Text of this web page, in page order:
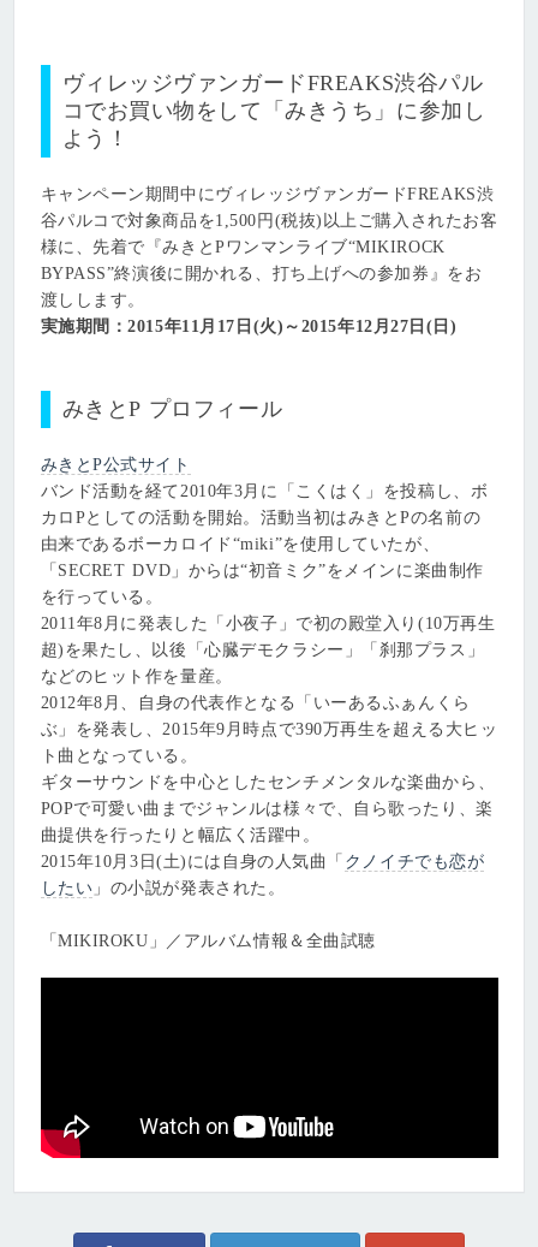
ヴィレッジヴァンガードFREAKS渋谷パル
コでお買い物をして「みきうち」に参加し
よう！
キャンペーン期間中にヴィレッジヴァンガードFREAKS渋
谷パルコで対象商品を1,500円(税抜)以上ご購入されたお客
様に、先着で『みきとPワンマンライブ“MIKIROCK
BYPASS”終演後に開かれる、打ち上げへの参加券』をお
渡しします。
実施期間：2015年11月17日(火)～2015年12月27日(日)
みきとP プロフィール
みきとP公式サイト
バンド活動を経て2010年3月に「こくはく」を投稿し、ボ
カロPとしての活動を開始。活動当初はみきとPの名前の
由来であるボーカロイド“miki”を使用していたが、
「SECRET DVD」からは“初音ミク”をメインに楽曲制作
を行っている。
2011年8月に発表した「小夜子」で初の殿堂入り(10万再生
超)を果たし、以後「心臓デモクラシー」「刹那プラス」
などのヒット作を量産。
2012年8月、自身の代表作となる「いーあるふぁんくら
ぶ」を発表し、2015年9月時点で390万再生を超える大ヒッ
ト曲となっている。
ギターサウンドを中心としたセンチメンタルな楽曲から、
POPで可愛い曲までジャンルは様々で、自ら歌ったり、楽
曲提供を行ったりと幅広く活躍中。
2015年10月3日(土)には自身の人気曲「 クノイチでも恋が
したい 」の小説が発表された。
「MIKIROKU」／アルバム情報＆全曲試聴